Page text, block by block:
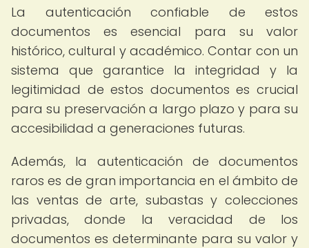
La autenticación confiable de estos
documentos es esencial para su valor
histórico, cultural y académico. Contar con un
sistema que garantice la integridad y la
legitimidad de estos documentos es crucial
para su preservación a largo plazo y para su
accesibilidad a generaciones futuras.
Además, la autenticación de documentos
raros es de gran importancia en el ámbito de
las ventas de arte, subastas y colecciones
privadas, donde la veracidad de los
documentos es determinante para su valor y